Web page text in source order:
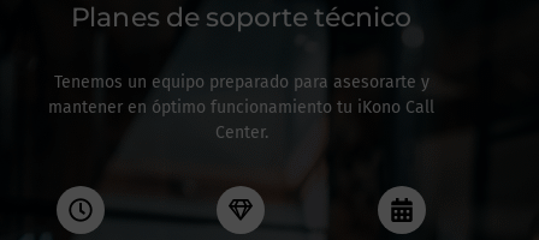
Planes de soporte técnico
Tenemos un equipo preparado para asesorarte y
mantener en óptimo funcionamiento tu iKono Call
Center.